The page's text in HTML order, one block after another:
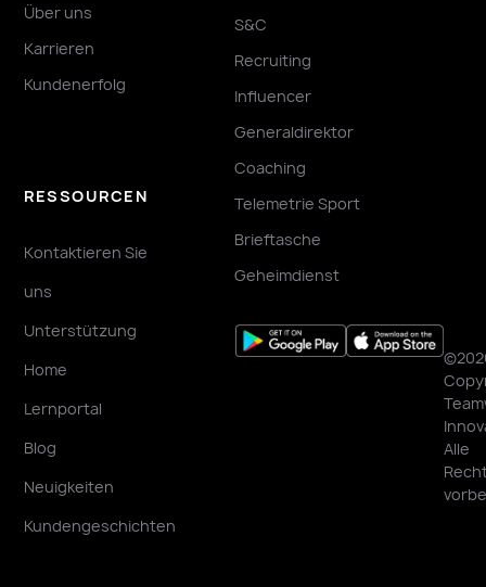
Über uns
Karrieren
Kundenerfolg
RESSOURCEN
Kontaktieren Sie
uns
Unterstützung
Home
Lernportal
Blog
Neuigkeiten
Kundengeschichten
S&C
Recruiting
Influencer
Generaldirektor
Coaching
Telemetrie Sport
Brieftasche
Geheimdienst
Alle